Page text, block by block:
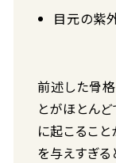
目元の紫
前述した骨
とがほとん
に起こるこ
を与えすぎる